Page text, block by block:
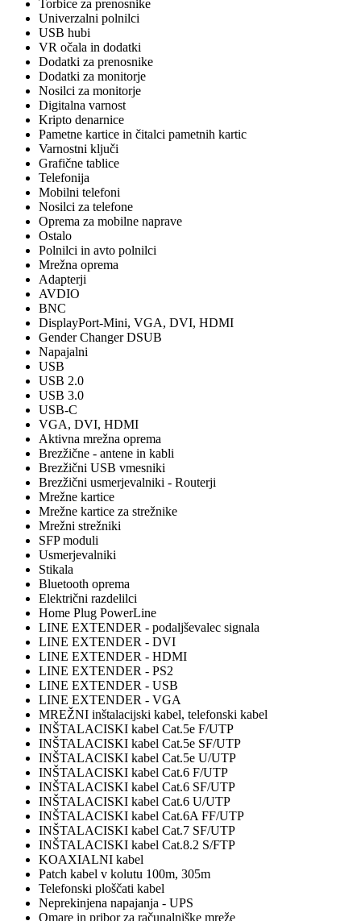
Torbice za prenosnike
Univerzalni polnilci
USB hubi
VR očala in dodatki
Dodatki za prenosnike
Dodatki za monitorje
Nosilci za monitorje
Digitalna varnost
Kripto denarnice
Pametne kartice in čitalci pametnih kartic
Varnostni ključi
Grafične tablice
Telefonija
Mobilni telefoni
Nosilci za telefone
Oprema za mobilne naprave
Ostalo
Polnilci in avto polnilci
Mrežna oprema
Adapterji
AVDIO
BNC
DisplayPort-Mini, VGA, DVI, HDMI
Gender Changer DSUB
Napajalni
USB
USB 2.0
USB 3.0
USB-C
VGA, DVI, HDMI
Aktivna mrežna oprema
Brezžične - antene in kabli
Brezžični USB vmesniki
Brezžični usmerjevalniki - Routerji
Mrežne kartice
Mrežne kartice za strežnike
Mrežni strežniki
SFP moduli
Usmerjevalniki
Stikala
Bluetooth oprema
Električni razdelilci
Home Plug PowerLine
LINE EXTENDER - podaljševalec signala
LINE EXTENDER - DVI
LINE EXTENDER - HDMI
LINE EXTENDER - PS2
LINE EXTENDER - USB
LINE EXTENDER - VGA
MREŽNI inštalacijski kabel, telefonski kabel
INŠTALACISKI kabel Cat.5e F/UTP
INŠTALACISKI kabel Cat.5e SF/UTP
INŠTALACISKI kabel Cat.5e U/UTP
INŠTALACISKI kabel Cat.6 F/UTP
INŠTALACISKI kabel Cat.6 SF/UTP
INŠTALACISKI kabel Cat.6 U/UTP
INŠTALACISKI kabel Cat.6A FF/UTP
INŠTALACISKI kabel Cat.7 SF/UTP
INŠTALACISKI kabel Cat.8.2 S/FTP
KOAXIALNI kabel
Patch kabel v kolutu 100m, 305m
Telefonski ploščati kabel
Neprekinjena napajanja - UPS
Omare in pribor za računalniške mreže